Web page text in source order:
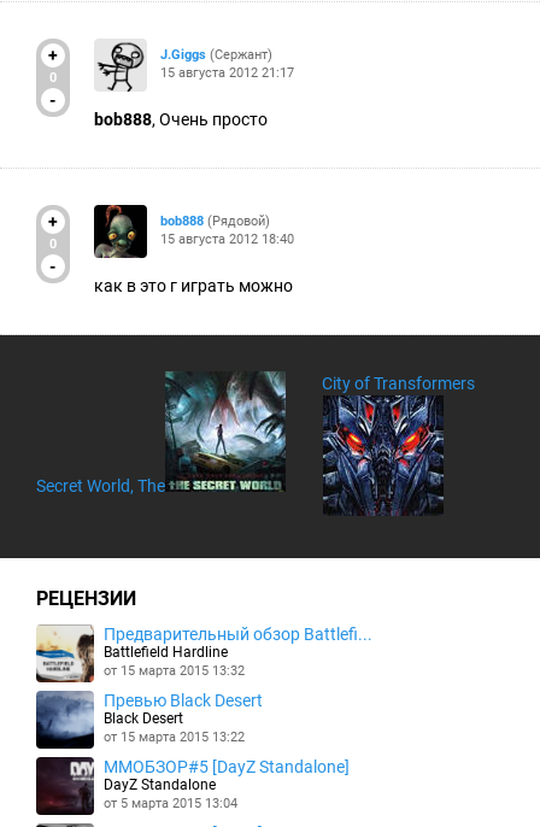
+
0
-
J.Giggs (Сержант)
15 августа 2012 21:17
bob888, Очень просто
+
0
-
bob888 (Рядовой)
15 августа 2012 18:40
как в это г играть можно
Secret World, The
City of Transformers
РЕЦЕНЗИИ
Предварительный обзор Battlefi...
Battlefield Hardline
от 15 марта 2015 13:32
Превью Black Desert
Black Desert
от 15 марта 2015 13:22
MMOБЗОР#5 [DayZ Standalone]
DayZ Standalone
от 5 марта 2015 13:04